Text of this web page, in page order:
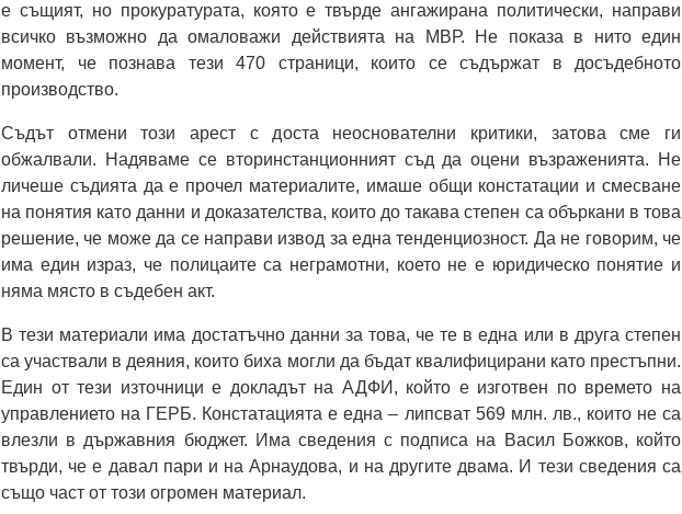
е същият, но прокуратурата, която е твърде ангажирана политически, направи
всичко възможно да омаловажи действията на МВР. Не показа в нито един
момент, че познава тези 470 страници, които се съдържат в досъдебното
производство.
Съдът отмени този арест с доста неоснователни критики, затова сме ги
обжалвали. Надяваме се вторинстанционният съд да оцени възраженията. Не
личеше съдията да е прочел материалите, имаше общи констатации и смесване
на понятия като данни и доказателства, които до такава степен са объркани в това
решение, че може да се направи извод за една тенденциозност. Да не говорим, че
има един израз, че полицаите са неграмотни, което не е юридическо понятие и
няма място в съдебен акт.
В тези материали има достатъчно данни за това, че те в една или в друга степен
са участвали в деяния, които биха могли да бъдат квалифицирани като престъпни.
Един от тези източници е докладът на АДФИ, който е изготвен по времето на
управлението на ГЕРБ. Констатацията е една – липсват 569 млн. лв., които не са
влезли в държавния бюджет. Има сведения с подписа на Васил Божков, който
твърди, че е давал пари и на Арнаудова, и на другите двама. И тези сведения са
също част от този огромен материал.